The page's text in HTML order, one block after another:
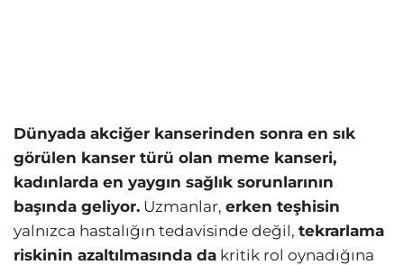
Dünyada akciğer kanserinden sonra en sık
görülen kanser türü olan meme kanseri,
kadınlarda en yaygın sağlık sorunlarının
başında geliyor. Uzmanlar, erken teşhisin
yalnızca hastalığın tedavisinde değil, tekrarlama
riskinin azaltılmasında da kritik rol oynadığına